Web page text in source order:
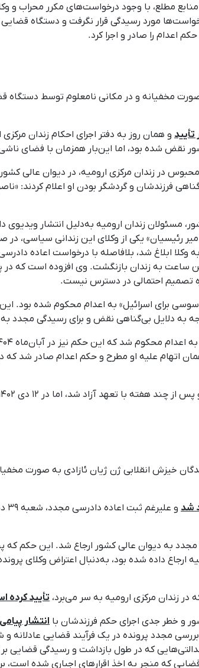
مطلع، با وجود درخواست‌های مکرر محراب و
مورد رسیدگی قرار نگرفت و دستگاه قضایی
اعدام را صادر و اجرا کرد.
نفع اسرائیل» به‌صورت مخفیانه و در مکانی نامعلوم توسط
و همان روز به دفتر اجرای احکام زندان
نقض شده بود، اما این‌بار همزمان با فضای
فرزندشان و گردشگر بودن او اعلام کردند:
عالی کشور، مسئولان زندان ارومیه به‌دلیل انتشار
رئیسیان» یکی از وکلای این زندانی
چندین ساعت به زندان بازنگشت. وی افزوده است که
تصمیم احتمالی در دسترس نیست.
کُرد و از بازداشت‌شدگان خیزش انقلابی ژن ژیان ئازادی به
شد
و
داده شده بود، به‌دنبال اعتراض وکلای پرونده
تأیید کرده
انتشار
مجدد پرونده در یک فرآیند قضایی عادلانه و
که در طول بازداشت و رسیدگی قضایی
که منجر به اخذ اقرارهای اجباری شده است،